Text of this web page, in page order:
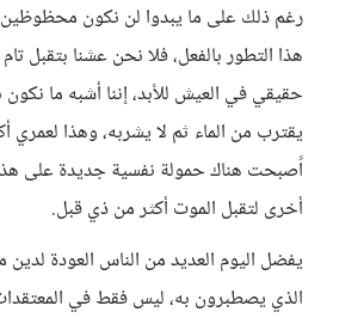
رغم ذلك على ما يبدوا لن نكون
هذا التطور بالفعل، فلا نحن عشنا بتقبل
حقيقي في العيش للأبد، إننا أشبه ما
يقترب من الماء ثم لا يشربه، وهذا لعمري
اًصبحت هناك حمولة نفسية جديدة على
أخرى لتقبل الموت أكثر من ذي قبل.
يفضل اليوم العديد من الناس العودة لدين
الذي يصطبرون به، ليس فقط في المعتقدات